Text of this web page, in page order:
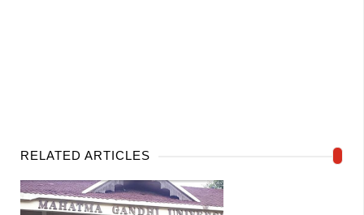
RELATED ARTICLES